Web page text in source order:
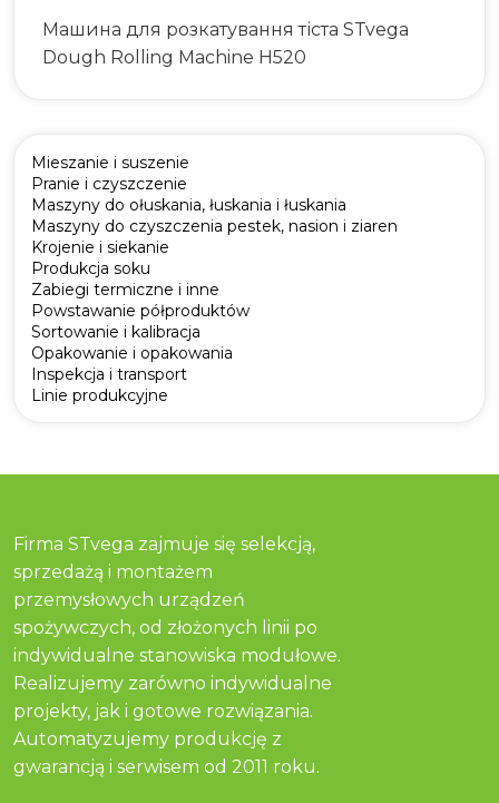
Машина для розкатування тіста STvega
Dough Rolling Machine H520
Mieszanie i suszenie
Pranie i czyszczenie
Maszyny do ołuskania, łuskania i łuskania
Maszyny do czyszczenia pestek, nasion i ziaren
Krojenie i siekanie
Produkcja soku
Zabiegi termiczne i inne
Powstawanie półproduktów
Sortowanie i kalibracja
Opakowanie i opakowania
Inspekcja i transport
Linie produkcyjne
Firma STvega zajmuje się selekcją,
sprzedażą i montażem
przemysłowych urządzeń
spożywczych, od złożonych linii po
indywidualne stanowiska modułowe.
Realizujemy zarówno indywidualne
projekty, jak i gotowe rozwiązania.
Automatyzujemy produkcję z
gwarancją i serwisem od 2011 roku.